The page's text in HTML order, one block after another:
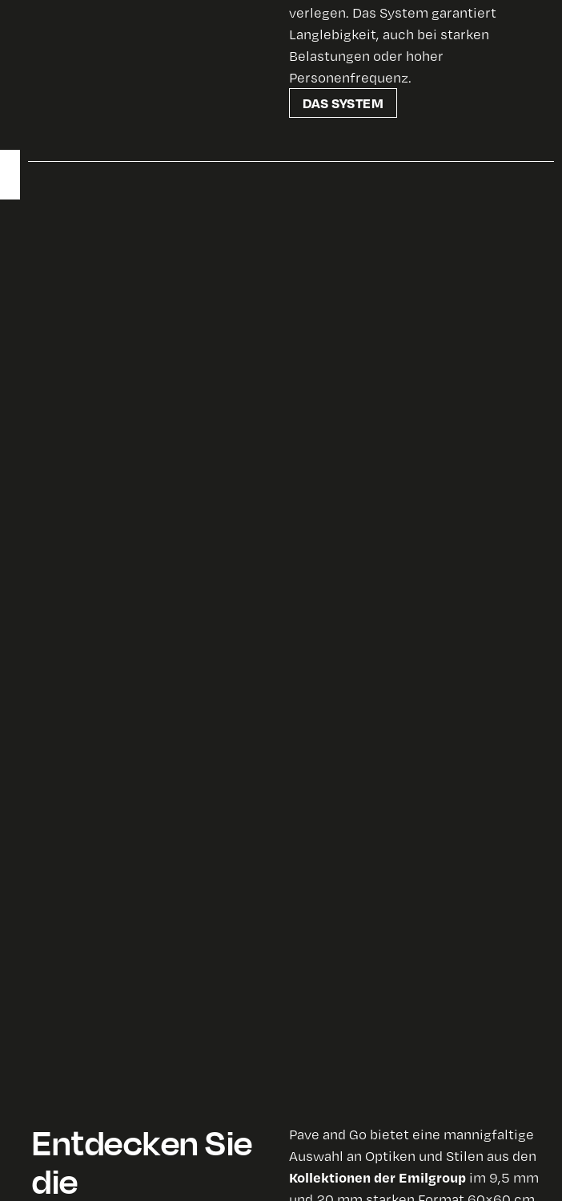
verlegen. Das System garantiert
Langlebigkeit, auch bei starken
Belastungen oder hoher
Personenfrequenz.
DAS SYSTEM
Entdecken Sie
die
Pave and Go bietet eine mannigfaltige
Auswahl an Optiken und Stilen aus den
Kollektionen der Emilgroup im 9,5 mm